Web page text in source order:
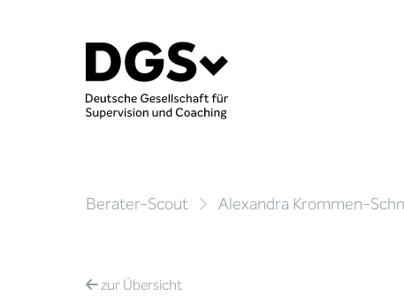
Berater-Scout Alexandra Krommen-
zurÜbersicht